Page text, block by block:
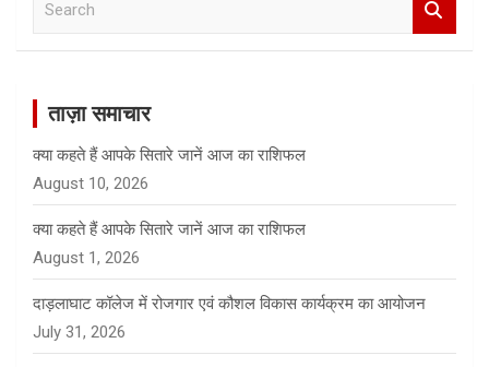
ताज़ा समाचार
क्या कहते हैं आपके सितारे जानें आज का राशिफल
August 10, 2026
क्या कहते हैं आपके सितारे जानें आज का राशिफल
August 1, 2026
दाड़लाघाट कॉलेज में रोजगार एवं कौशल विकास कार्यक्रम का आयोजन
July 31, 2026